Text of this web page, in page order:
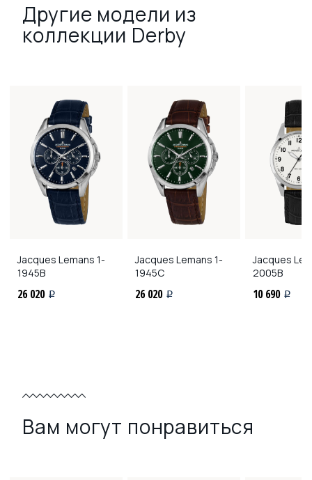
Другие модели из
коллекции Derby
Jacques Lemans 1-
1945B
26 020 i
Jacques Lemans 1-
1945C
26 020 i
Jacques
2005B
10 690 i
Вам могут понравиться